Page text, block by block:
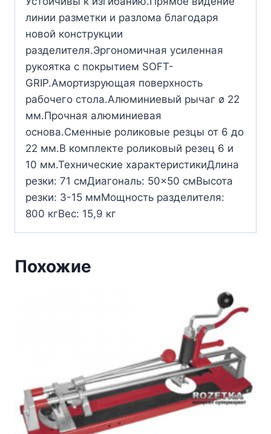
линии разметки и разлома благодаря
новой конструкции
разделителя.Эргономичная усиленная
рукоятка с покрытием SOFT-
GRIP.Амортизрующая поверхность
рабочего стола.Алюминиевый рычаг ø 22
мм.Прочная алюминиевая
основа.Сменные роликовые резцы от 6 до
22 мм.В комплекте роликовый резец 6 и
10 мм.Технические характеристикиДлина
резки: 71 смДиагональ: 50×50 смВысота
резки: 3-15 ммМощность разделителя:
800 кгВес: 15,9 кг
Похожие